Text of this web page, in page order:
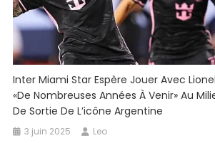
Inter Miami Star Espère Jouer Avec
«de Nombreuses Années À Venir» Au
De Sortie De L’icône Argentine
3 juin 2025 Leo